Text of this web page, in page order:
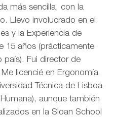
más sencilla, con la
Llevo involucrado en el
y la Experiencia de
15 años (prácticamente
país). Fui director de
licencié en Ergonomía
Técnica de Lisboa
aunque también
en la Sloan School